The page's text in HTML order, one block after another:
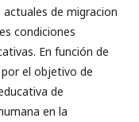
de migracion
condiciones
En función de
el objetivo de
de
en la